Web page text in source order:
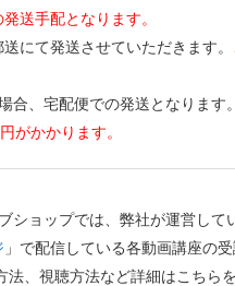
送手配となります。
送にて発送させていただきます。
合、宅配便での発送となります。
がかかります。
ショップでは、弊社が運営して
」で配信している各動画講座の
法、視聴方法など詳細はこちら